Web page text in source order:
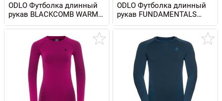
ODLO Футболка длинный
рукав BLACKCOMB WARM
Eco мужская
ODLO Футболка длинный
рукав FUNDAMENTALS
PERFORMANCE WARM
мужская